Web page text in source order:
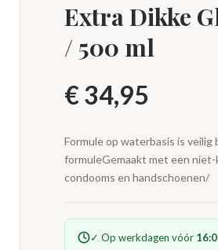
Extra Dikke
/ 500 ml
€34,95
Formule op waterbasis is
formuleGemaakt met een
condooms en handschoenen/
✓ Op werkdagen vóór